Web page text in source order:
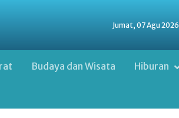
Jumat, 07 Agu 2026
Budaya dan Wisata Hiburan